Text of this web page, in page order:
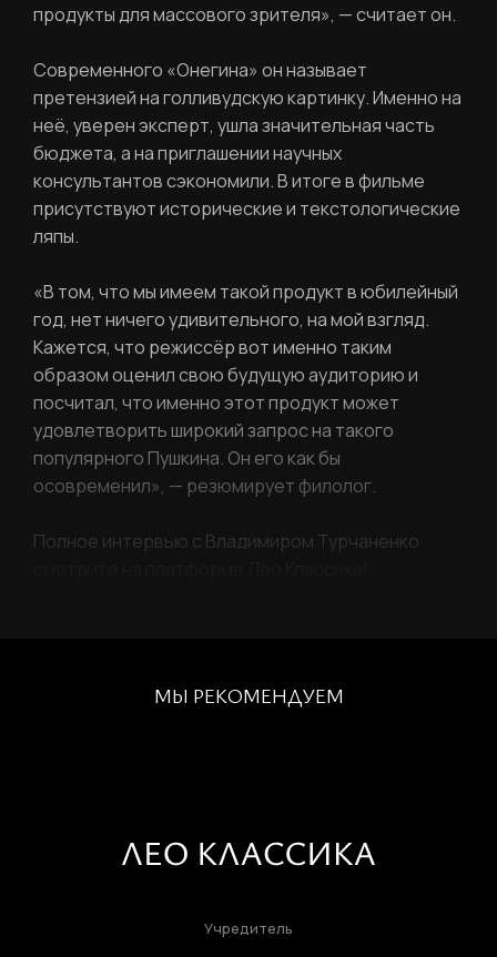
продукты для массового зрителя», — считает он.
Современного «Онегина» он называет
претензией на голливудскую картинку. Именно на
неё, уверен эксперт, ушла значительная часть
бюджета, а на приглашении научных
консультантов сэкономили. В итоге в фильме
присутствуют исторические и текстологические
ляпы.
«В том, что мы имеем такой продукт в юбилейный
год, нет ничего удивительного, на мой взгляд.
Кажется, что режиссёр вот именно таким
образом оценил свою будущую аудиторию и
посчитал, что именно этот продукт может
удовлетворить широкий запрос на такого
популярного Пушкина. Он его как бы
осовременил», — резюмирует филолог.
Полное интервью с Владимиром Турчаненко
МЫ РЕКОМЕНДУЕМ
Учредитель